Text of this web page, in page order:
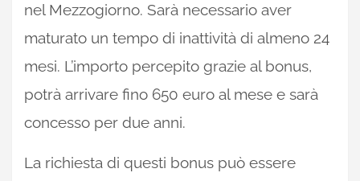
nel Mezzogiorno. Sarà necessario aver
maturato un tempo di inattività di almeno 24
mesi. L’importo percepito grazie al bonus,
potrà arrivare fino 650 euro al mese e sarà
concesso per due anni.
La richiesta di questi bonus può essere